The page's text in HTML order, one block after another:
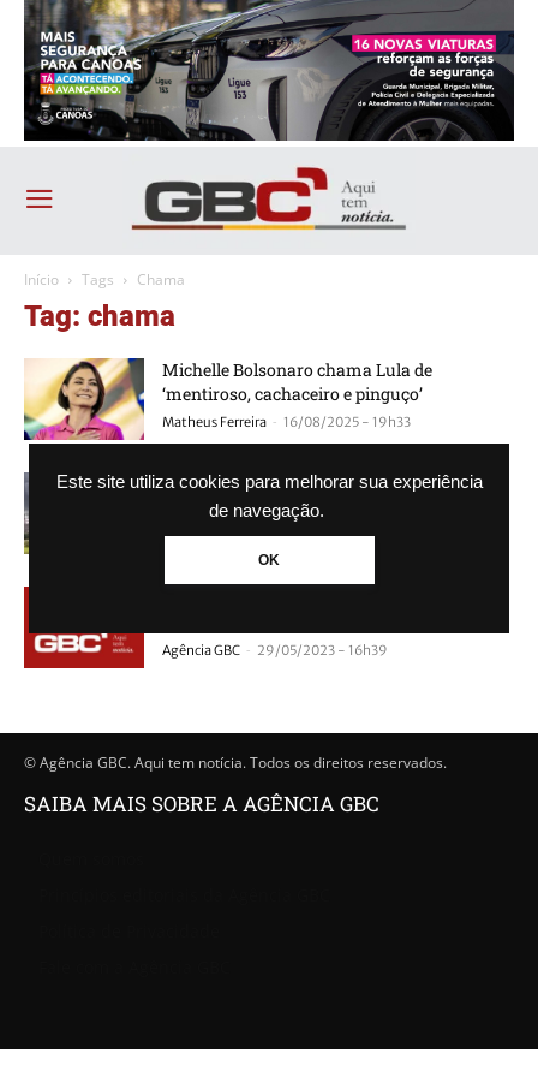
Este site utiliza cookies para melhorar sua experiência
de navegação.
OK
Início Tags Chama
Tag: chama
Michelle Bolsonaro chama Lula de
‘mentiroso, cachaceiro e pinguço’
Matheus Ferreira - 16/08/2025 - 19h33
Chama gigante no Polo Petroquímico
assusta moradores
Agência GBC - 14/02/2025 - 17h10
Agência GBC - 29/05/2023 - 16h39
© Agência GBC. Aqui tem notícia. Todos os direitos reservados.
SAIBA MAIS SOBRE A AGÊNCIA GBC